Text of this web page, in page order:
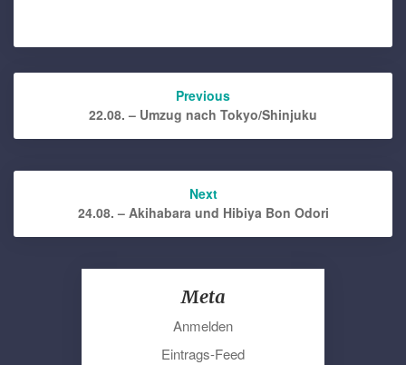
Post
Previous
22.08. – Umzug nach Tokyo/Shinjuku
Next
24.08. – Akihabara und Hibiya Bon Odori
Meta
Anmelden
Eintrags-Feed